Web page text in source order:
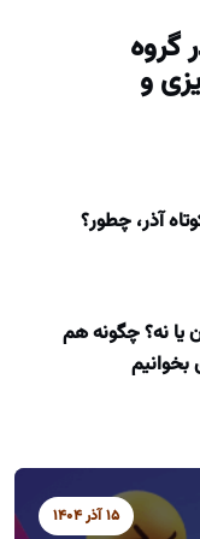
گروه
و
آذر، چطور؟
یا نه؟ چگونه هم
بخوانیم
15 آذر 1404